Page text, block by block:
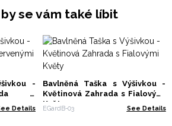
se vám také líbit
-
s
Details
Bavlněná Taška s Výšivkou -
Květinová Zahrada s Fialovými
Květy
EGardB-03 See Details